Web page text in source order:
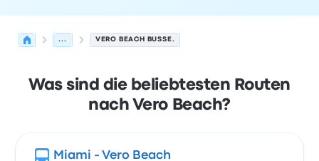
... VERO BEACH BUSSE.
Was sind die beliebtesten Routen
nach Vero Beach?
Miami - Vero Beach